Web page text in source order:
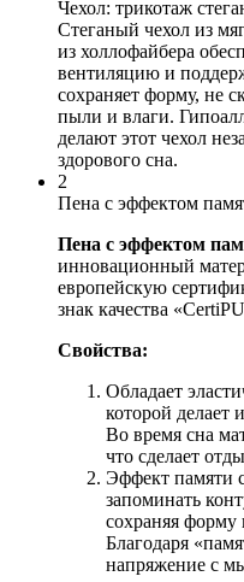
Чехол: трикотаж
Cтеганый чехол из
из холлофайбера
вентиляцию и
сохраняет форму, не
пыли и влаги.
делают этот чехол
здорового сна.
2
Пена с эффектом
Пена с эффектом
инновационный
европейскую
знак качества
Свойства:
Обладает
которой
Во время сна
что сделает
Эффект памяти
запоминать
сохраняя форму
Благодаря
напряжение с